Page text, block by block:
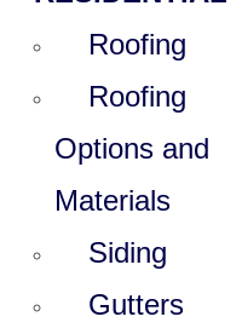
Roofing
Roofing
Options and
Materials
Siding
Gutters